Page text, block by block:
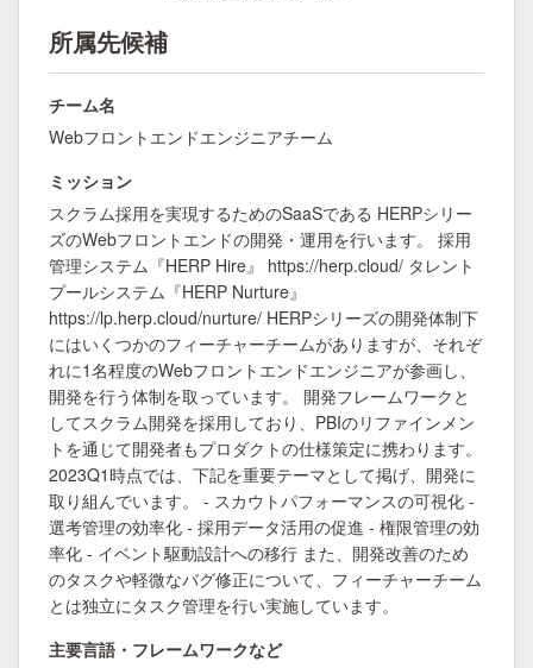
所属先候補
チーム名
Webフロントエンドエンジニアチーム
ミッション
スクラム採用を実現するためのSaaSである HERPシリー
ズのWebフロントエンドの開発・運用を行います。 採用
管理システム『HERP Hire』 https://herp.cloud/ タレント
プールシステム『HERP Nurture』
https://lp.herp.cloud/nurture/ HERPシリーズの開発体制下
にはいくつかのフィーチャーチームがありますが、それぞ
れに1名程度のWebフロントエンドエンジニアが参画し、
開発を行う体制を取っています。 開発フレームワークと
してスクラム開発を採用しており、PBIのリファインメン
トを通じて開発者もプロダクトの仕様策定に携わります。
2023Q1時点では、下記を重要テーマとして掲げ、開発に
取り組んでいます。 - スカウトパフォーマンスの可視化 -
選考管理の効率化 - 採用データ活用の促進 - 権限管理の効
率化 - イベント駆動設計への移行 また、開発改善のため
のタスクや軽微なバグ修正について、フィーチャーチーム
とは独立にタスク管理を行い実施しています。
主要言語・フレームワークなど